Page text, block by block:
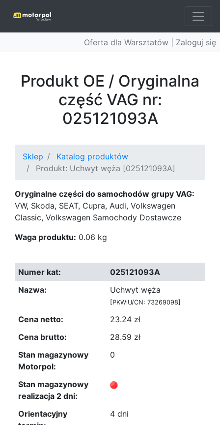
Oferta dla Warsztatów | Zaloguj się
Produkt OE / Oryginalna
część VAG nr:
025121093A
Sklep
Katalog produktów
Produkt: Uchwyt węża [025121093A]
Oryginalne części do samochodów grupy VAG:
VW, Skoda, SEAT, Cupra, Audi, Volkswagen
Classic, Volkswagen Samochody Dostawcze
Waga produktu: 0.06 kg
025121093A
Uchwyt węża
[PKWiU/CN: 73269098]
23.24 zł
28.59 zł
0
4 dni